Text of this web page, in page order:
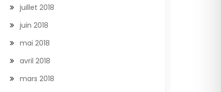
juillet 2018
juin 2018
mai 2018
avril 2018
mars 2018